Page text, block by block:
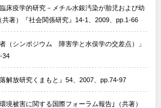
床疫学的研究－メチル水銀汚染が胎児および幼
著）『社会関係研究』14-1、2009、pp.1-66
（シンポジウム 障害学と水俣学の交差点）」
34
解放研究くまもと』54、2007、pp.74-97
境被害に関する国際フォーラム報告｣（共著）